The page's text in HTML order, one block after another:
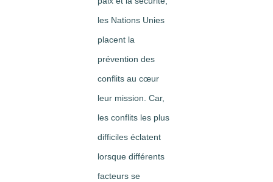
les Nations Unies
placent la
prévention des
conflits au cœur
leur mission. Car,
les conflits les plus
difficiles éclatent
lorsque différents
facteurs se